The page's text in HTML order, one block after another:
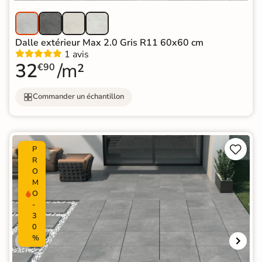
Dalle extérieur Max 2.0 Gris R11 60x60 cm
1 avis
32€90 /m²
Commander un échantillon
P
R
O
M
O
-
3
0
%

